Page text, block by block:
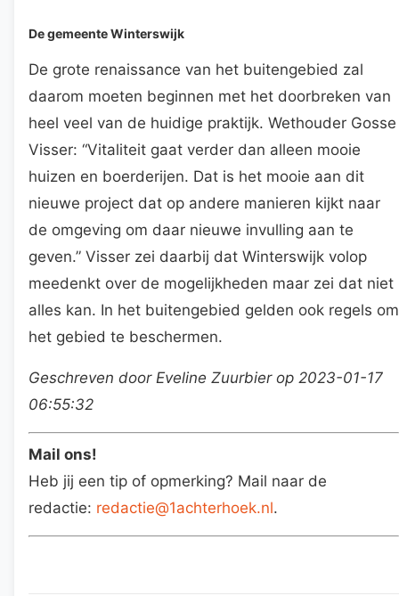
De gemeente Winterswijk
De grote renaissance van het buitengebied zal
daarom moeten beginnen met het doorbreken van
heel veel van de huidige praktijk. Wethouder Gosse
Visser: “Vitaliteit gaat verder dan alleen mooie
huizen en boerderijen. Dat is het mooie aan dit
nieuwe project dat op andere manieren kijkt naar
de omgeving om daar nieuwe invulling aan te
geven.” Visser zei daarbij dat Winterswijk volop
meedenkt over de mogelijkheden maar zei dat niet
alles kan. In het buitengebied gelden ook regels om
het gebied te beschermen.
Geschreven door Eveline Zuurbier op 2023-01-17
06:55:32
Mail ons!
Heb jij een tip of opmerking? Mail naar de
redactie: redactie@1achterhoek.nl.